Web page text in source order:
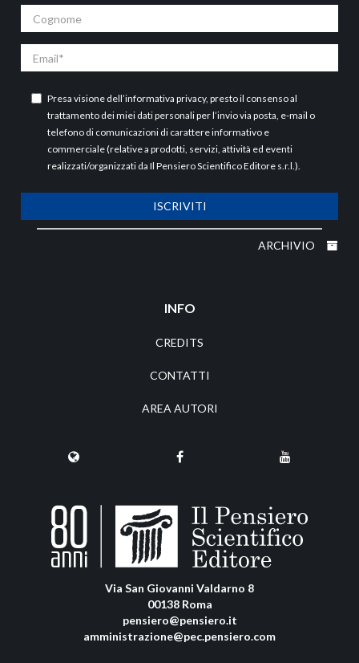
Cognome
Email
Presa visione dell’informativa privacy, presto il consenso al
trattamento dei miei dati personali per l’invio via posta, e-mail o
telefono di comunicazioni di carattere informativo e
commerciale (relative a prodotti, servizi, attività ed eventi
realizzati/organizzati da Il Pensiero Scientifico Editore s.r.l.).
ISCRIVITI
ARCHIVIO
INFO
CREDITS
CONTATTI
AREA AUTORI
Via San Giovanni Valdarno 8
00138 Roma
pensiero@pensiero.it
amministrazione@pec.pensiero.com